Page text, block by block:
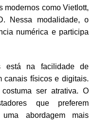
modernos como Vietlott,
Nessa modalidade, o
numérica e participa
está na facilidade de
canais físicos e digitais.
ser atrativa. O
que preferem
abordagem mais